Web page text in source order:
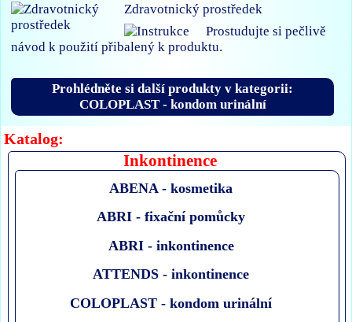
Katalog:
Inkontinence
ABENA - kosmetika
ABRI - fixační pomůcky
ABRI - inkontinence
ATTENDS - inkontinence
COLOPLAST - kondom urinální
Zdravotnický prostředek
Prostudujte si pečlivě
návod k použití přibalený k produktu.
Prohlédněte si další produkty v kategorii:
COLOPLAST - kondom urinální